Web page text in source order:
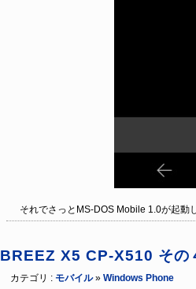
それでさっとMS-DOS Mobile 1.0が起動
BREEZ X5 CP-X510 そ
カテゴリ : モバイル» Windows Phone